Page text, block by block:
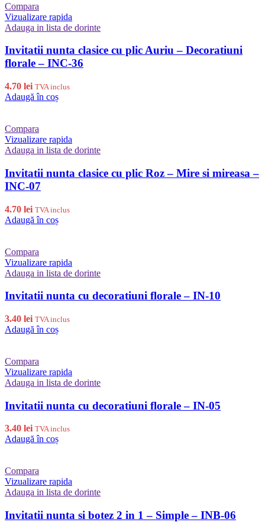
Compara
Vizualizare rapida
Adauga in lista de dorinte
Invitatii nunta clasice cu plic Auriu – Decoratiuni
florale – INC-36
4.70 lei TVA inclus
Adaugă în coș
Compara
Vizualizare rapida
Adauga in lista de dorinte
Invitatii nunta clasice cu plic Roz – Mire si mireasa –
INC-07
4.70 lei TVA inclus
Adaugă în coș
Compara
Vizualizare rapida
Adauga in lista de dorinte
Invitatii nunta cu decoratiuni florale – IN-10
3.40 lei TVA inclus
Adaugă în coș
Compara
Vizualizare rapida
Adauga in lista de dorinte
Invitatii nunta cu decoratiuni florale – IN-05
3.40 lei TVA inclus
Adaugă în coș
Compara
Vizualizare rapida
Adauga in lista de dorinte
Invitatii nunta si botez 2 in 1 – Simple – INB-06